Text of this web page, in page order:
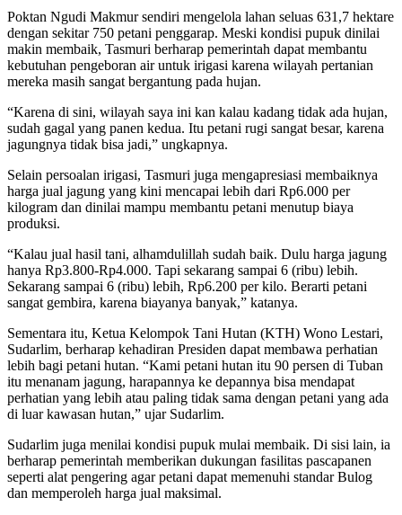
Poktan Ngudi Makmur sendiri mengelola lahan seluas 631,7 hektare
dengan sekitar 750 petani penggarap. Meski kondisi pupuk dinilai
makin membaik, Tasmuri berharap pemerintah dapat membantu
kebutuhan pengeboran air untuk irigasi karena wilayah pertanian
mereka masih sangat bergantung pada hujan.
“Karena di sini, wilayah saya ini kan kalau kadang tidak ada hujan,
sudah gagal yang panen kedua. Itu petani rugi sangat besar, karena
jagungnya tidak bisa jadi,” ungkapnya.
Selain persoalan irigasi, Tasmuri juga mengapresiasi membaiknya
harga jual jagung yang kini mencapai lebih dari Rp6.000 per
kilogram dan dinilai mampu membantu petani menutup biaya
produksi.
“Kalau jual hasil tani, alhamdulillah sudah baik. Dulu harga jagung
hanya Rp3.800-Rp4.000. Tapi sekarang sampai 6 (ribu) lebih.
Sekarang sampai 6 (ribu) lebih, Rp6.200 per kilo. Berarti petani
sangat gembira, karena biayanya banyak,” katanya.
Sementara itu, Ketua Kelompok Tani Hutan (KTH) Wono Lestari,
Sudarlim, berharap kehadiran Presiden dapat membawa perhatian
lebih bagi petani hutan. “Kami petani hutan itu 90 persen di Tuban
itu menanam jagung, harapannya ke depannya bisa mendapat
perhatian yang lebih atau paling tidak sama dengan petani yang ada
di luar kawasan hutan,” ujar Sudarlim.
Sudarlim juga menilai kondisi pupuk mulai membaik. Di sisi lain, ia
berharap pemerintah memberikan dukungan fasilitas pascapanen
seperti alat pengering agar petani dapat memenuhi standar Bulog
dan memperoleh harga jual maksimal.